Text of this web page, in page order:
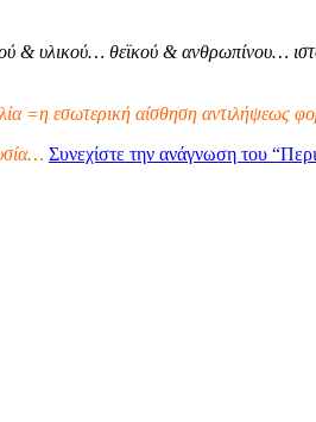
& υλικού… θεϊκού & ανθρωπίνου…
=η εσωτερική αίσθηση αντιλήψεως
Συνεχίστε την ανάγνωση του